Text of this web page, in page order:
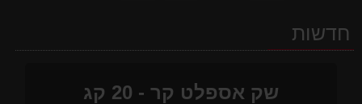
חדשות
שק אספלט קר - 20 קג